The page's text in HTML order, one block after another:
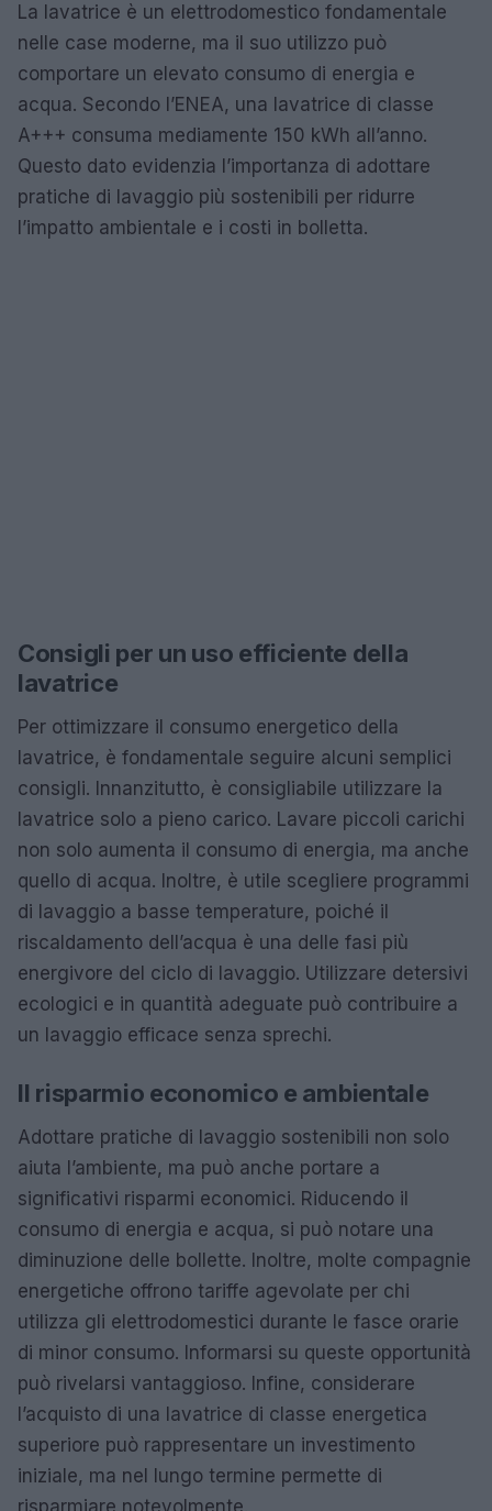
La lavatrice è un elettrodomestico fondamentale
nelle case moderne, ma il suo utilizzo può
comportare un elevato consumo di energia e
acqua. Secondo l’ENEA, una lavatrice di classe
A+++ consuma mediamente 150 kWh all’anno.
Questo dato evidenzia l’importanza di adottare
pratiche di lavaggio più sostenibili per ridurre
l’impatto ambientale e i costi in bolletta.
Consigli per un uso efficiente della
lavatrice
Per ottimizzare il consumo energetico della
lavatrice, è fondamentale seguire alcuni semplici
consigli. Innanzitutto, è consigliabile utilizzare la
lavatrice solo a pieno carico. Lavare piccoli carichi
non solo aumenta il consumo di energia, ma anche
quello di acqua. Inoltre, è utile scegliere programmi
di lavaggio a basse temperature, poiché il
riscaldamento dell’acqua è una delle fasi più
energivore del ciclo di lavaggio. Utilizzare detersivi
ecologici e in quantità adeguate può contribuire a
un lavaggio efficace senza sprechi.
Il risparmio economico e ambientale
Adottare pratiche di lavaggio sostenibili non solo
aiuta l’ambiente, ma può anche portare a
significativi risparmi economici. Riducendo il
consumo di energia e acqua, si può notare una
diminuzione delle bollette. Inoltre, molte compagnie
energetiche offrono tariffe agevolate per chi
utilizza gli elettrodomestici durante le fasce orarie
di minor consumo. Informarsi su queste opportunità
può rivelarsi vantaggioso. Infine, considerare
l’acquisto di una lavatrice di classe energetica
superiore può rappresentare un investimento
iniziale, ma nel lungo termine permette di
risparmiare notevolmente.